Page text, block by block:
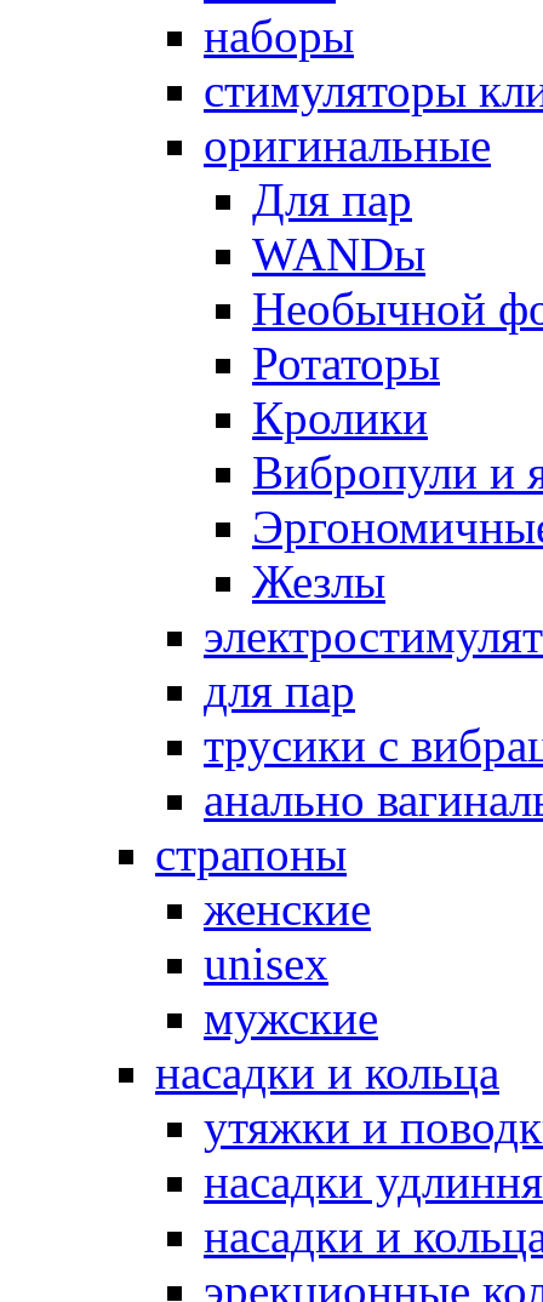
наборы
стимуляторы
оригинальные
Для пар
WANDы
Необычной
Ротаторы
Кролики
Вибропули и
Жезлы
для пар
трусики с
анально
страпоны
женские
unisex
мужские
насадки и кольца
утяжки и
насадки
насадки и
эрекционные